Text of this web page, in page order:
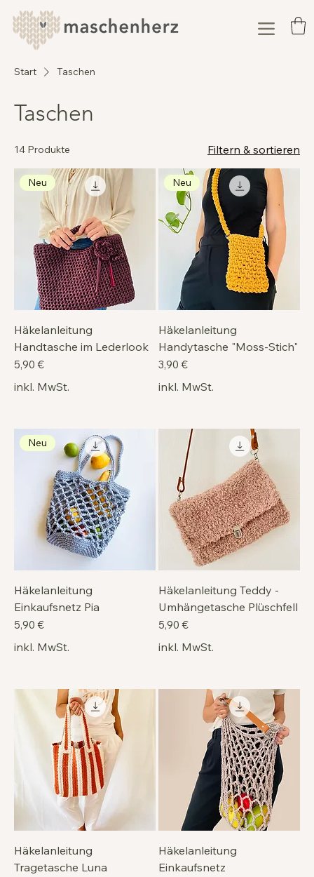
Start Taschen
Taschen
14 Produkte Filtern & sortieren
Neu
Häkelanleitung
Handtasche im Lederlook
Preis
5,90 €
inkl. MwSt.
Neu
Häkelanleitung
Handytasche "Moss-Stich"
Preis
3,90 €
inkl. MwSt.
Neu
Häkelanleitung
Einkaufsnetz Pia
Preis
5,90 €
inkl. MwSt.
Häkelanleitung Teddy -
Umhängetasche Plüschfell
Preis
5,90 €
inkl. MwSt.
Häkelanleitung
Tragetasche Luna
Häkelanleitung
Einkaufsnetz